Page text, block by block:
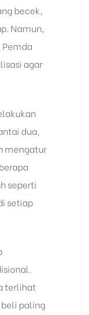
becek,
Namun,
agar
dua,
mengatur
seperti
setiap
terlihat
paling